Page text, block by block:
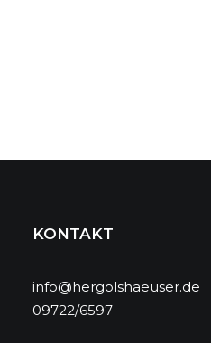
KONTAKT
info@hergolshaeuser.de
09722/6597